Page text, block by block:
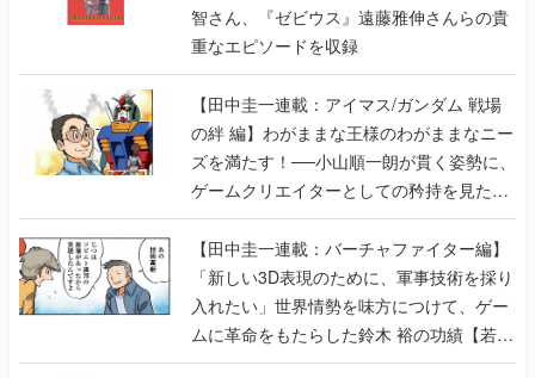
智さん、『ゼビウス』遠藤雅伸さんらの貴
重なエピソードを収録
【田中圭一連載：アイマス/ガンダム 戦場
の絆 編】わがままな王様のわがままなニー
ズを満たす！──小山順一朗が貫く姿勢に、
ゲームクリエイターとしての矜持を見た
【若ゲのいたり最終回】
【田中圭一連載：バーチャファイター編】
「新しい3D表現のために、軍事技術を採り
入れたい」世界情勢を味方につけて、ゲー
ムに革命をもたらした鈴木 裕の功績【若ゲ
のいたり】